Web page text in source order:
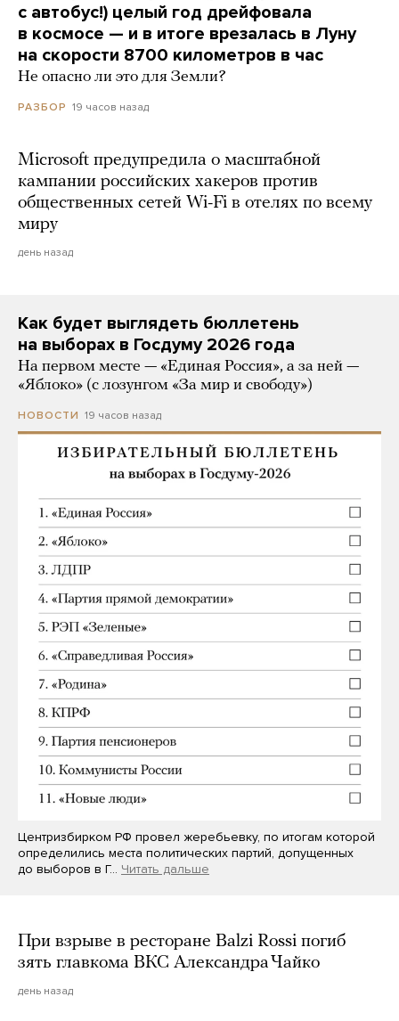
с автобус!) целый год дрейфовала
в космосе — и в итоге врезалась в Луну
на скорости 8700 километров в час
Не опасно ли это для Земли?
РАЗБОР 19 часов назад
Microsoft предупредила о масштабной
кампании российских хакеров против
общественных сетей Wi-Fi в отелях по всему
миру
день назад
Как будет выглядеть бюллетень
на выборах в Госдуму 2026 года
На первом месте — «Единая Россия», а за ней —
«Яблоко» (с лозунгом «За мир и свободу»)
НОВОСТИ 19 часов назад
Центризбирком РФ провел жеребьевку, по итогам которой
определились места политических партий, допущенных
до выборов в Г… Читать дальше
При взрыве в ресторане Balzi Rossi погиб
зять главкома ВКС Александра Чайко
день назад